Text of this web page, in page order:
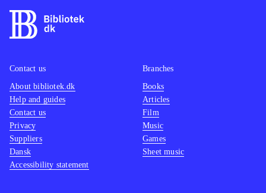
Contact us
About bibliotek.dk
Help and guides
Contact us
Privacy
Suppliers
Dansk
Accessibility statement
Branches
Books
Articles
Film
Music
Games
Sheet music